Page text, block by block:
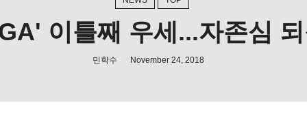
이틀째 우세...자존심
민학수 November 24, 2018